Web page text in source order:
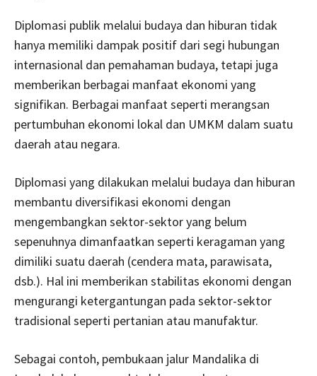
Diplomasi publik melalui budaya dan hiburan tidak
hanya memiliki dampak positif dari segi hubungan
internasional dan pemahaman budaya, tetapi juga
memberikan berbagai manfaat ekonomi yang
signifikan. Berbagai manfaat seperti merangsan
pertumbuhan ekonomi lokal dan UMKM dalam suatu
daerah atau negara.
Diplomasi yang dilakukan melalui budaya dan hiburan
membantu diversifikasi ekonomi dengan
mengembangkan sektor-sektor yang belum
sepenuhnya dimanfaatkan seperti keragaman yang
dimiliki suatu daerah (cendera mata, parawisata,
dsb.). Hal ini memberikan stabilitas ekonomi dengan
mengurangi ketergantungan pada sektor-sektor
tradisional seperti pertanian atau manufaktur.
Sebagai contoh, pembukaan jalur Mandalika di